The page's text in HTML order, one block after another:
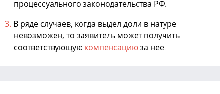
процессуального законодательства РФ.
В ряде случаев, когда выдел доли в натуре
невозможен, то заявитель может получить
соответствующую компенсациюза нее.